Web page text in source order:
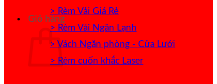
Giỏ hàng
> Rèm Vải Giá Rẻ
> Rèm Vải Ngăn Lạnh
> Vách Ngăn phòng - Cửa Lưới
> Rèm cuốn khắc Laser